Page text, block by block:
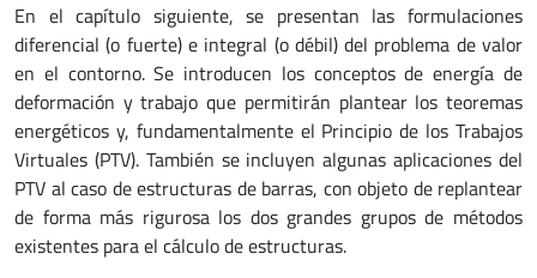
En el capítulo siguiente, se presentan las formulaciones
diferencial (o fuerte) e integral (o débil) del problema de valor
en el contorno. Se introducen los conceptos de energía de
deformación y trabajo que permitirán plantear los teoremas
energéticos y, fundamentalmente el Principio de los Trabajos
Virtuales (PTV). También se incluyen algunas aplicaciones del
PTV al caso de estructuras de barras, con objeto de replantear
de forma más rigurosa los dos grandes grupos de métodos
existentes para el cálculo de estructuras.